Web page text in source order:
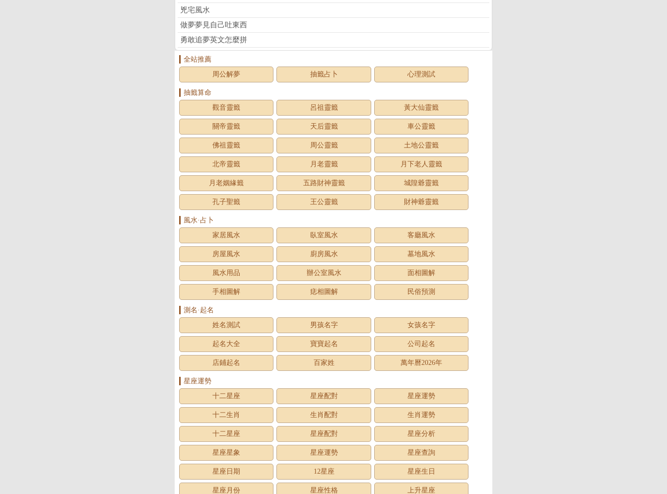
兇宅風水
做夢夢見自己吐東西
勇敢追夢英文怎麼拼
全站推薦
周公解夢
抽籤占卜 心理測試
抽籤算命
觀音靈籤
呂祖靈籤 黃大仙靈籤
關帝靈籤 天后靈籤 車公靈籤
佛祖靈籤 周公靈籤 土地公靈籤
北帝靈籤 月老靈籤 月下老人靈籤
月老姻緣籤 五路財神靈籤 城隍爺靈籤
孔子聖籤 王公靈籤 財神爺靈籤
風水·占卜
家居風水
臥室風水 客廳風水
房屋風水 廚房風水 墓地風水
風水用品 辦公室風水 面相圖解
手相圖解 痣相圖解 民俗預測
測名·起名
姓名測試
男孩名字 女孩名字
起名大全 寶寶起名 公司起名
店鋪起名 百家姓 萬年曆2026年
星座運勢
十二星座
星座配對 星座運勢
十二生肖 生肖配對 生肖運勢
十二星座 星座配對 星座分析
星座星象 星座運勢 星座查詢
星座日期 12星座 星座生日
星座月份 星座性格 上升星座